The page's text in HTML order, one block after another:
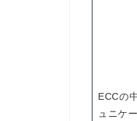
ECCの
ュニケ